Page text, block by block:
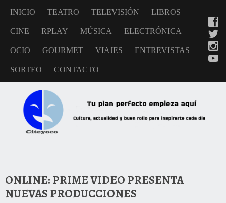
INICIO TEATRO TELEVISIÓN LIBROS
CINE RPLAY MÚSICA ELECTRÓNICA
OCIO GOURMET VIAJES ENTREVISTAS
SORTEO CONTACTO
ONLINE: PRIME VIDEO PRESENTA
NUEVAS PRODUCCIONES